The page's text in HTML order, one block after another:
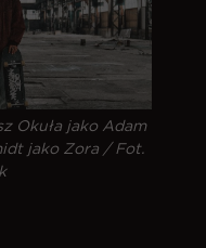
Okuła jako Adam
jako Zora / Fot.